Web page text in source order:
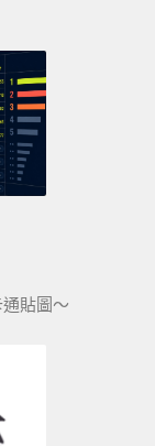
貼圖～